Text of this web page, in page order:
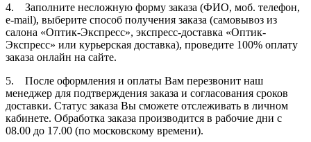
4. Заполните несложную форму заказа (ФИО, моб. телефон,
e-mail), выберите способ получения заказа (самовывоз из
салона «Оптик-Экспресс», экспресс-доставка «Оптик-
Экспресс» или курьерская доставка), проведите 100% оплату
заказа онлайн на сайте.
5. После оформления и оплаты Вам перезвонит наш
менеджер для подтверждения заказа и согласования сроков
доставки. Статус заказа Вы сможете отслеживать в личном
кабинете. Обработка заказа производится в рабочие дни с
08.00 до 17.00 (по московскому времени).